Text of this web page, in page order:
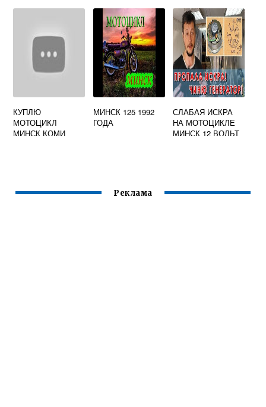
КУПЛЮ
МОТОЦИКЛ
МИНСК КОМИ
МИНСК 125 1992
ГОДА
СЛАБАЯ ИСКРА
НА МОТОЦИКЛЕ
МИНСК 12 ВОЛЬТ
Реклама